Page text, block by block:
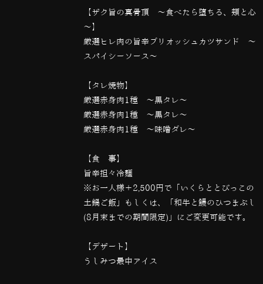
【ザク旨の真骨頂 ～食べたら堕ちる、頬と心
～】
厳選ヒレ肉の旨辛ブリオッシュカツサンド ～
スパイシーソース～
【タレ焼物】
厳選赤身肉1種 ～黒タレ～
厳選赤身肉1種 ～黒タレ～
厳選赤身肉1種 ～味噌ダレ～
【食 事】
旨辛担々冷麺
※お一人様＋2,500円で「いくらととびっこの
土鍋ご飯」もしくは、「和牛と鰻のひつまぶし
(8月末までの期間限定)」にご変更可能です。
【デザート】
うしみつ最中アイス